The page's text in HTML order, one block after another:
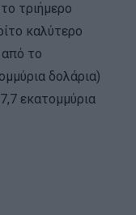
τριήμερο
καλύτερο
το
δολάρια)
εκατομμύρια